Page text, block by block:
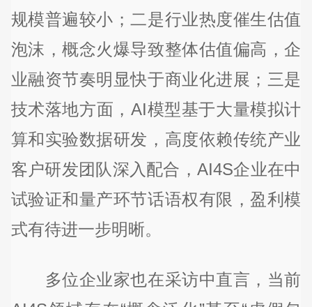
规模普遍较小；二是行业热度催生估值
泡沫，概念火爆导致整体估值偏高，企
业融资节奏明显快于商业化进展；三是
技术落地方面，AI模型基于大量模拟计
算和实验数据研发，高度依赖传统产业
客户研发团队深入配合，AI4S企业在中
试验证和量产环节话语权有限，盈利模
式有待进一步明晰。
多位企业家也在采访中直言，当前